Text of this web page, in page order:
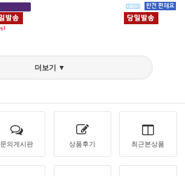
더보기 ▼
문의게시판 상품후기 최근본상품